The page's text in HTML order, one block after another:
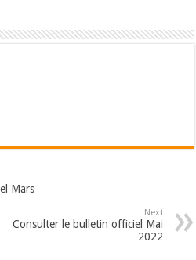
Mars
Next
Consulter le bulletin officiel Mai
2022